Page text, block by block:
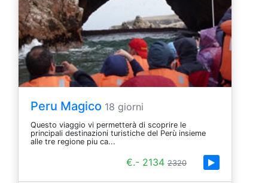
Peru Magico 18 giorni
Questo viaggio vi permetterà di scoprire le
principali destinazioni turistiche del Perù insieme
alle tre regione piu ca...
€.- 2134 2320